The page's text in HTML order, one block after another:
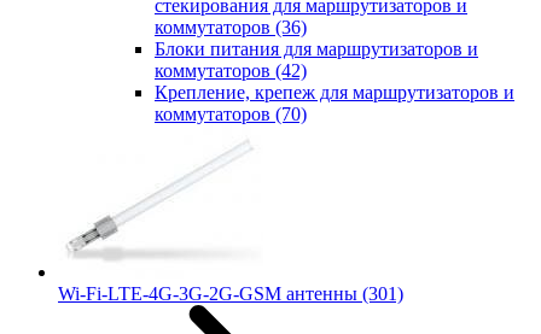
стекирования для маршрутизаторов и
коммутаторов (36)
Блоки питания для маршрутизаторов и
коммутаторов (42)
Крепление, крепеж для маршрутизаторов и
коммутаторов (70)
Wi-Fi-LTE-4G-3G-2G-GSM антенны (301)